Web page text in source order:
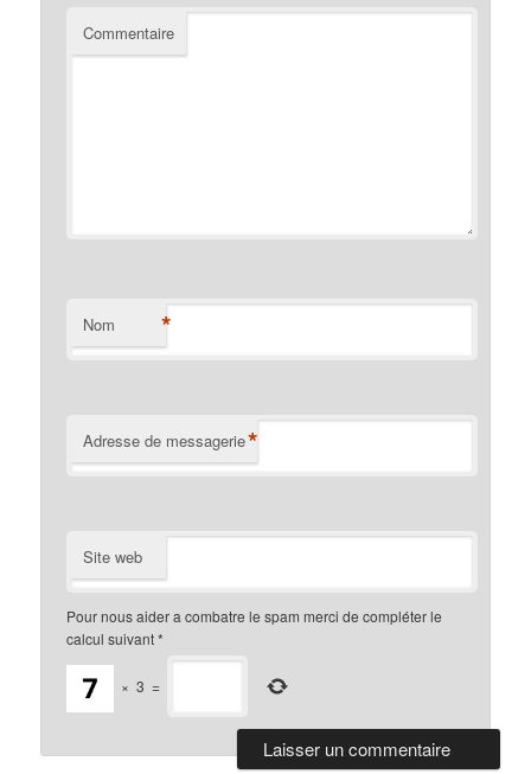
Commentaire
Nom *
Adresse de messagerie*
Site web
Pour nous aider a combatre le spam merci de compléter le
calcul suivant*
× 3 =